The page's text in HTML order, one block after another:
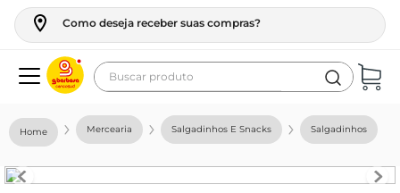
Como deseja receber suas compras?
Buscar produto
Mercearia Salgadinhos E Snacks Salgadinhos
geladeira